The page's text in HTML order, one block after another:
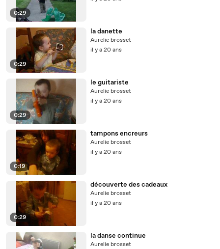
0:29
0:29
la danette
Aurelie brosset
il y a 20 ans
0:29
le guitariste
Aurelie brosset
il y a 20 ans
0:19
tampons encreurs
Aurelie brosset
il y a 20 ans
0:29
découverte des cadeaux
Aurelie brosset
il y a 20 ans
la danse continue
Aurelie brosset